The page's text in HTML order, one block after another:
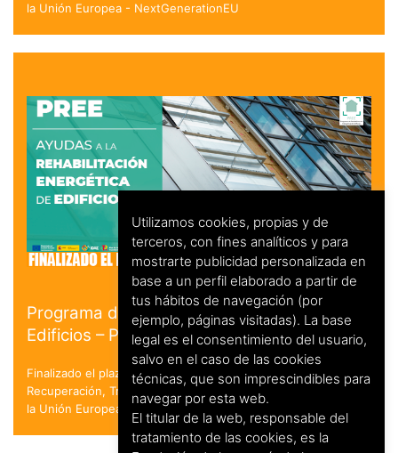
la Unión Europea - NextGenerationEU
Programa de Rehabilitación Energética de
Edificios – PREE
Finalizado el plazo de solicitud. en el marco del Plan de
Recuperación, Transformación y Resiliencia - Financiado por
la Unión Europea - NextGenerationEU
Utilizamos cookies, propias y de
terceros, con fines analíticos y para
mostrarte publicidad personalizada en
base a un perfil elaborado a partir de
tus hábitos de navegación (por
ejemplo, páginas visitadas). La base
legal es el consentimiento del usuario,
salvo en el caso de las cookies
técnicas, que son imprescindibles para
navegar por esta web.
El titular de la web, responsable del
tratamiento de las cookies, es la